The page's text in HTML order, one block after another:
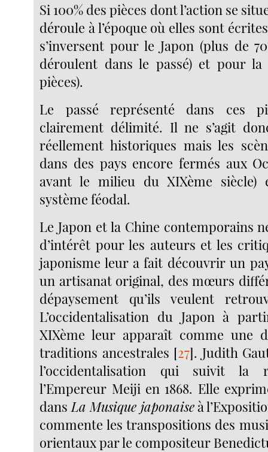
Si 100% des pièces dont l’action se
déroule à l’époque où elles sont
s’inversent pour le Japon (plus de
déroulent dans le passé) et pour la
pièces).
Le passé représenté dans ces
clairement délimité. Il ne s’agit
réellement historiques mais les
dans des pays encore fermés aux
avant le milieu du XIXème
système féodal.
Le Japon et la Chine contemporains
d’intérêt pour les auteurs et les
japonisme leur a fait découvrir un
un artisanat original, des mœurs
dépaysement qu’ils veulent
L’occidentalisation du Japon à
XIXème leur apparaît comme une
traditions ancestrales [27]. Judith
l’occidentalisation qui suivit la
l’Empereur Meiji en 1868. Elle
dans La Musique japonaiseà
commente les transpositions des
orientaux par le compositeur